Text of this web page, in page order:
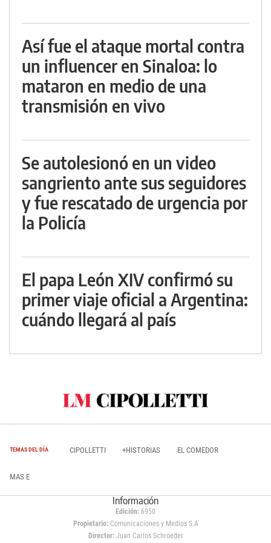
Así fue el ataque mortal contra
un influencer en Sinaloa: lo
mataron en medio de una
transmisión en vivo
Se autolesionó en un video
sangriento ante sus seguidores
y fue rescatado de urgencia por
la Policía
El papa León XIV confirmó su
primer viaje oficial a Argentina:
cuándo llegará al país
TEMAS DEL DÍA CIPOLLETTI +HISTORIAS EL COMEDOR
MAS E
Información
Edición: 6950
Propietario:Comunicaciones y Medios S.A
Director: Juan Carlos Schroeder